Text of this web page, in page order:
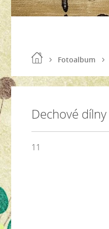
Fotoalbum
Dechové dílny
11